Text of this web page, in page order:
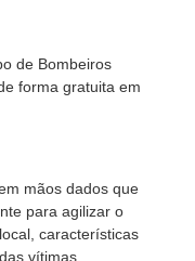
de Bombeiros
forma gratuita em
mãos dados que
para agilizar o
características
vítimas.